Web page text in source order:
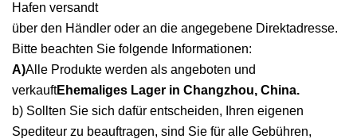
Hafen versandt
über den Händler oder an die angegebene Direktadresse.
Bitte beachten Sie folgende Informationen:
A)Alle Produkte werden als angeboten und
verkauftEhemaliges Lager in Changzhou, China.
b) Sollten Sie sich dafür entscheiden, Ihren eigenen
Spediteur zu beauftragen, sind Sie für alle Gebühren,